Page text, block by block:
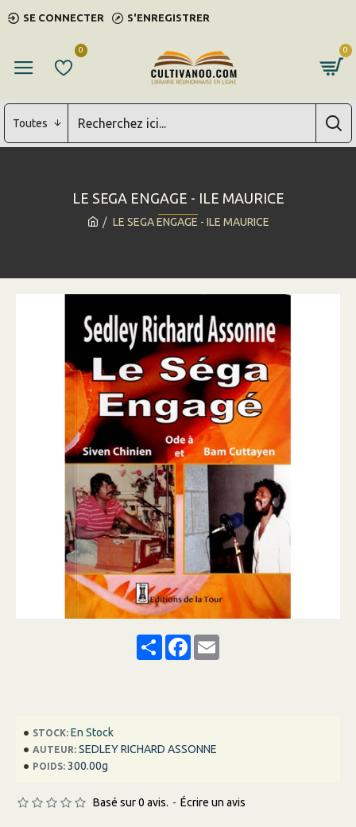
SE CONNECTER S'ENREGISTRER
0 0
Toutes
LE SEGA ENGAGE - ILE MAURICE
LE SEGA ENGAGE - ILE MAURICE
ShareFacebook
Email
STOCK: En Stock
AUTEUR: SEDLEY RICHARD ASSONNE
POIDS: 300.00g
Basé sur 0 avis. - Écrire un avis